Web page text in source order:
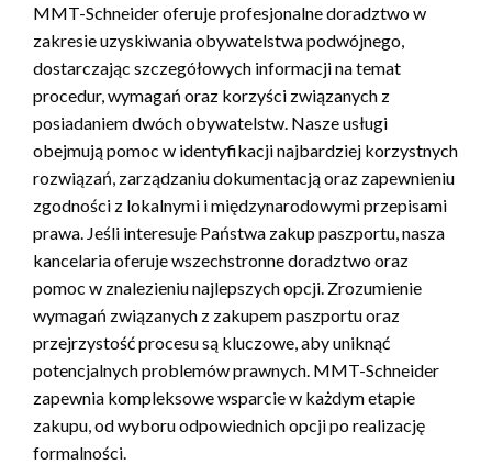
MMT-Schneider oferuje profesjonalne doradztwo w
zakresie uzyskiwania obywatelstwa podwójnego,
dostarczając szczegółowych informacji na temat
procedur, wymagań oraz korzyści związanych z
posiadaniem dwóch obywatelstw. Nasze usługi
obejmują pomoc w identyfikacji najbardziej korzystnych
rozwiązań, zarządzaniu dokumentacją oraz zapewnieniu
zgodności z lokalnymi i międzynarodowymi przepisami
prawa. Jeśli interesuje Państwa zakup paszportu, nasza
kancelaria oferuje wszechstronne doradztwo oraz
pomoc w znalezieniu najlepszych opcji. Zrozumienie
wymagań związanych z zakupem paszportu oraz
przejrzystość procesu są kluczowe, aby uniknąć
potencjalnych problemów prawnych. MMT-Schneider
zapewnia kompleksowe wsparcie w każdym etapie
zakupu, od wyboru odpowiednich opcji po realizację
formalności.